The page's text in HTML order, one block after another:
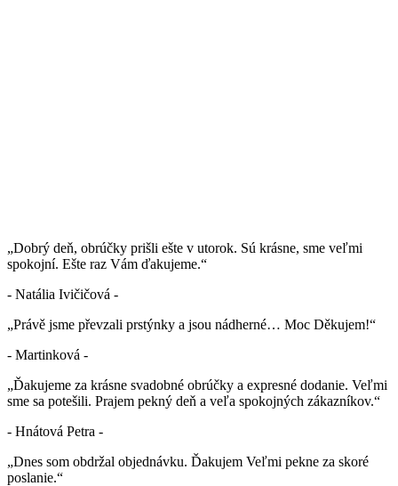
„Dobrý deň, obrúčky prišli ešte v utorok. Sú krásne, sme veľmi
spokojní. Ešte raz Vám ďakujeme.“
- Natália Ivičičová -
„Právě jsme převzali prstýnky a jsou nádherné… Moc Děkujem!“
- Martinková -
„Ďakujeme za krásne svadobné obrúčky a expresné dodanie. Veľmi
sme sa potešili. Prajem pekný deň a veľa spokojných zákazníkov.“
- Hnátová Petra -
„Dnes som obdržal objednávku. Ďakujem Veľmi pekne za skoré
poslanie.“